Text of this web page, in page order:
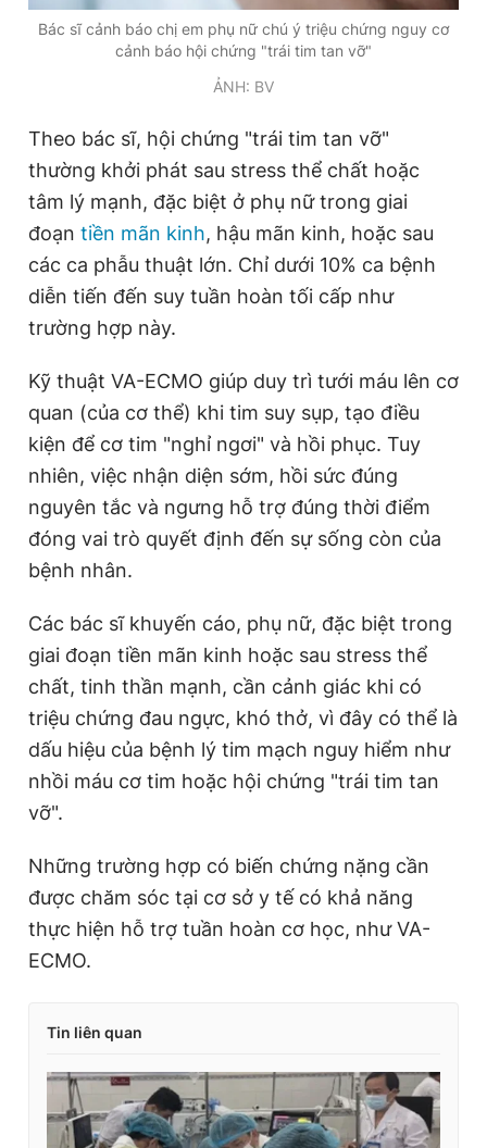
Bác sĩ cảnh báo chị em phụ nữ chú ý triệu chứng nguy cơ
cảnh báo hội chứng "trái tim tan vỡ"
ẢNH: BV
Theo bác sĩ, hội chứng "trái tim tan vỡ"
thường khởi phát sau stress thể chất hoặc
tâm lý mạnh, đặc biệt ở phụ nữ trong giai
đoạn tiền mãn kinh, hậu mãn kinh, hoặc sau
các ca phẫu thuật lớn. Chỉ dưới 10% ca bệnh
diễn tiến đến suy tuần hoàn tối cấp như
trường hợp này.
Kỹ thuật VA-ECMO giúp duy trì tưới máu lên cơ
quan (của cơ thể) khi tim suy sụp, tạo điều
kiện để cơ tim "nghỉ ngơi" và hồi phục. Tuy
nhiên, việc nhận diện sớm, hồi sức đúng
nguyên tắc và ngưng hỗ trợ đúng thời điểm
đóng vai trò quyết định đến sự sống còn của
bệnh nhân.
Các bác sĩ khuyến cáo, phụ nữ, đặc biệt trong
giai đoạn tiền mãn kinh hoặc sau stress thể
chất, tinh thần mạnh, cần cảnh giác khi có
triệu chứng đau ngực, khó thở, vì đây có thể là
dấu hiệu của bệnh lý tim mạch nguy hiểm như
nhồi máu cơ tim hoặc hội chứng "trái tim tan
vỡ".
Những trường hợp có biến chứng nặng cần
được chăm sóc tại cơ sở y tế có khả năng
thực hiện hỗ trợ tuần hoàn cơ học, như VA-
ECMO.
Tin liên quan